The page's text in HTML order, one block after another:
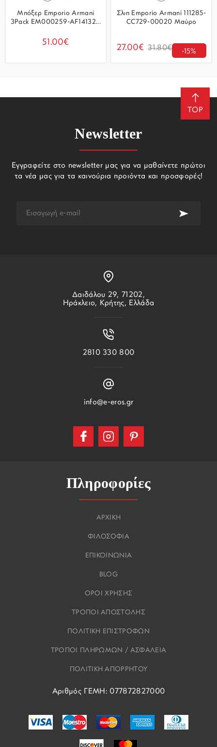
Μπόξερ Emporio Armani
3Pack EM000259-AF14132...
51.00€
Σλιπ Emporio Armani 111285-
CC729-00020 Μαύρο
27.00€ 31.80€ -15%
TOP
Πληροφορίες
ΑΡΧΙΚΗ
ΦΙΛΟΣΟΦΙΑ
ΕΠΙΚΟΙΝΩΝΙΑ
BLOG
ΟΡΟΙ ΧΡΗΣΗΣ
ΤΡΟΠΟΙ ΑΠΟΣΤΟΛΗΣ
ΠΟΛΙΤΙΚΗ ΕΠΙΣΤΡΟΦΩΝ
ΤΡΟΠΟΙ ΠΛΗΡΩΜΩΝ / ΑΣΦΑΛΕΙΑ
ΠΟΛΙΤΙΚΗ ΑΠΟΡΡΗΤΟΥ
Αριθμός ΓΕΜΗ: 077872827000
Δαιδάλου 29, 71202,
Ηράκλειο, Κρήτης, Ελλάδα
2810 330 800
info@e-eros.gr
Newsletter
Εγγραφείτε στο newsletter μας για να μαθαίνετε πρώτοι
τα νέα μας για τα καινούρια προιόντα και προσφορές!